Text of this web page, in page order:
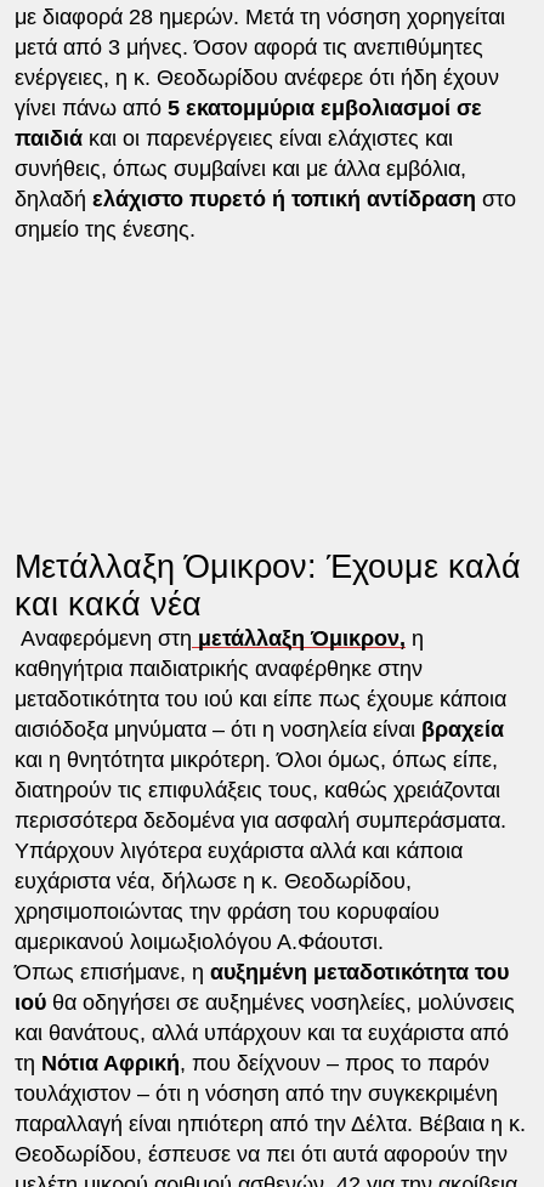
με διαφορά 28 ημερών. Μετά τη νόσηση χορηγείται
μετά από 3 μήνες. Όσον αφορά τις ανεπιθύμητες
ενέργειες, η κ. Θεοδωρίδου ανέφερε ότι ήδη έχουν
γίνει πάνω από 5 εκατομμύρια εμβολιασμοί σε
παιδιάκαι οι παρενέργειες είναι ελάχιστες και
συνήθεις, όπως συμβαίνει και με άλλα εμβόλια,
δηλαδή ελάχιστο πυρετό ή τοπική αντίδραση στο
σημείο της ένεσης.
Μετάλλαξη Όμικρον: Έχουμε καλά
και κακά νέα
Αναφερόμενη στη μετάλλαξη Όμικρον, η
καθηγήτρια παιδιατρικής αναφέρθηκε στην
μεταδοτικότητα του ιού και είπε πως έχουμε κάποια
αισιόδοξα μηνύματα – ότι η νοσηλεία είναι βραχεία
και η θνητότητα μικρότερη. Όλοι όμως, όπως είπε,
διατηρούν τις επιφυλάξεις τους, καθώς χρειάζονται
περισσότερα δεδομένα για ασφαλή συμπεράσματα.
Υπάρχουν λιγότερα ευχάριστα αλλά και κάποια
ευχάριστα νέα, δήλωσε η κ. Θεοδωρίδου,
χρησιμοποιώντας την φράση του κορυφαίου
αμερικανού λοιμωξιολόγου Α.Φάουτσι.
Όπως επισήμανε, η αυξημένη μεταδοτικότητα του
ιούθα οδηγήσει σε αυξημένες νοσηλείες, μολύνσεις
και θανάτους, αλλά υπάρχουν και τα ευχάριστα από
τη Νότια Αφρική, που δείχνουν – προς το παρόν
τουλάχιστον – ότι η νόσηση από την συγκεκριμένη
παραλλαγή είναι ηπιότερη από την Δέλτα. Βέβαια η κ.
Θεοδωρίδου, έσπευσε να πει ότι αυτά αφορούν την